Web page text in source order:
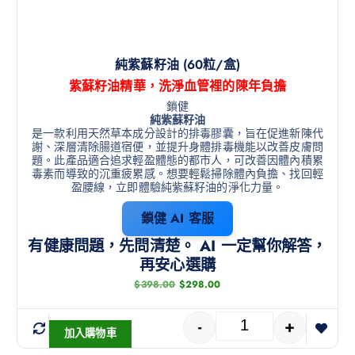
純紫蘇籽油 (60粒/盒)
紫蘇籽油精華，洗淨血管裡的陳年負擔
鎖健
純紫蘇籽油
是一款利用天然草本成分設計的排毒膠囊，旨在促進新陳代
謝、深層清除腸道宿便，並提升身體排毒機能以改善皮膚問
題。此產品適合追求輕盈體態的都市人，可改善因體內積累
毒素而導致的沉重疲累感。想要輕鬆掃除體內負擔、找回輕
盈腰線，立即體驗純紫蘇籽油的淨化力量。
鎖健 AI 客服
有健康問題，先問清楚。 AI 一定幫你解答，
再安心選購
$398.00 $298.00
- +
加入購物車